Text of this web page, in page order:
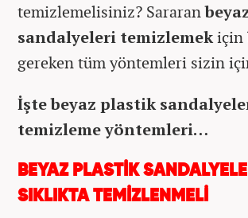
temizlemelisiniz? Sararan
sandalyeleri temizlemekiçin
gereken tüm yöntemleri sizin
İşte beyaz plastik
temizleme yöntemleri…
BEYAZ PLASTİK
SIKLIKTA TEMİZLENMELİ